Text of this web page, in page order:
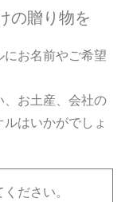
の贈り物を
にお名前やご希望
、お土産、会社の
はいかがでしょ
ださい。